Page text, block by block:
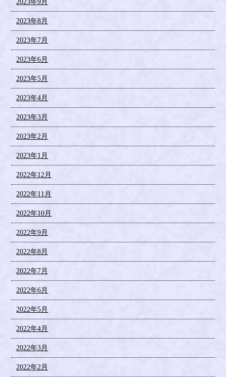
2023年9月
2023年8月
2023年7月
2023年6月
2023年5月
2023年4月
2023年3月
2023年2月
2023年1月
2022年12月
2022年11月
2022年10月
2022年9月
2022年8月
2022年7月
2022年6月
2022年5月
2022年4月
2022年3月
2022年2月